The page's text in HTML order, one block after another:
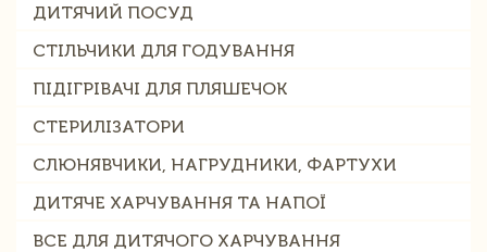
ДИТЯЧИЙ ПОСУД
СТІЛЬЧИКИ ДЛЯ ГОДУВАННЯ
ПІДІГРІВАЧІ ДЛЯ ПЛЯШЕЧОК
СТЕРИЛІЗАТОРИ
СЛЮНЯВЧИКИ, НАГРУДНИКИ, ФАРТУХИ
ДИТЯЧЕ ХАРЧУВАННЯ ТА НАПОЇ
ВСЕ ДЛЯ ДИТЯЧОГО ХАРЧУВАННЯ